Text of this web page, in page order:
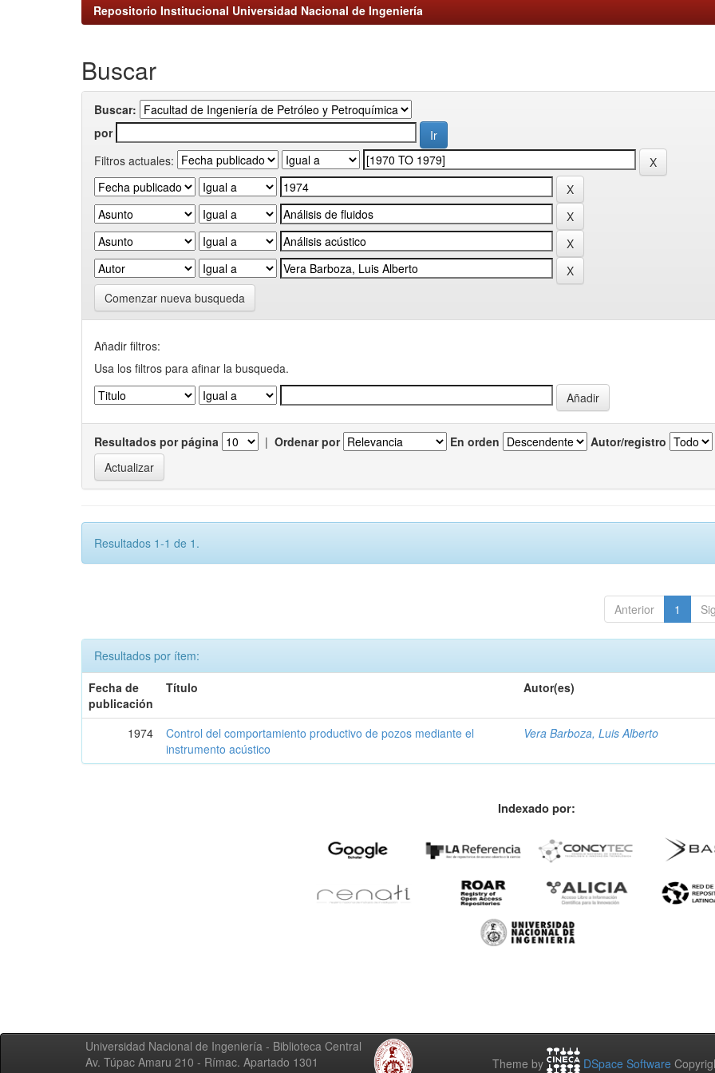
Repositorio Institucional Universidad Nacional de Ingeniería
Buscar
Buscar:
por
Filtros actuales:
Comenzar nueva busqueda
Añadir filtros:
Usa los filtros para afinar la busqueda.
Resultados por página | Ordenar por En orden Autor/registro
Resultados 1-1 de 1.
Anterior 1
Resultados por ítem:
Fecha de
publicación
Título Autor(es)
1974
Control del comportamiento productivo de pozos mediante el
instrumento acústico
Vera Barboza, Luis Alberto
Indexado por:
Universidad Nacional de Ingeniería - Biblioteca Central
Av. Túpac Amaru 210 - Rímac. Apartado 1301
Theme by DSpace Software